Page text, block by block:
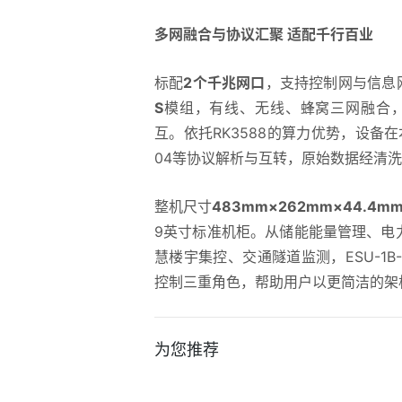
多网融合与协议汇聚 适配千行百业
标配2个千兆网口 ，支持控制网与信
S模组，有线、无线、蜂窝三网融合
互。依托RK3588的算力优势，设备
04等协议解析与互转，原始数据经清
整机尺寸
9英寸标准机柜。从储能能量管理、
慧楼宇集控、交通隧道监测，ESU-
控制三重角色，帮助用户以更简洁的
为您推荐